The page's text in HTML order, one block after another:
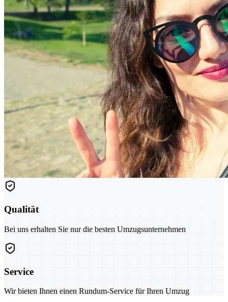
Qualität
Bei uns erhalten Sie nur die besten Umzugsunternehmen
Service
Wir bieten Ihnen einen Rundum-Service für Ihren Umzug